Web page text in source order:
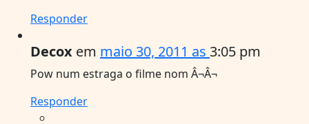
Responder
Decox em maio 30, 2011 as 3:05 pm
Pow num estraga o filme nom Â¬Â¬
Responder